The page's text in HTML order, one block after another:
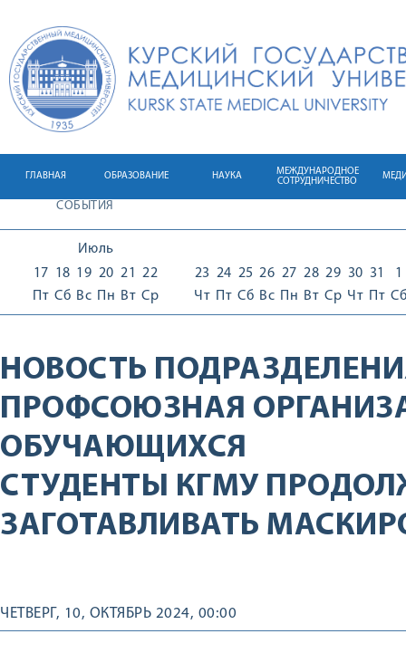
ГЛАВНАЯ ОБРАЗОВАНИЕ НАУКА
МЕЖДУНАРОДНОЕ
СОТРУДНИЧЕСТВО
СОБЫТИЯ
Июль
17
Пт
18
Сб
19
Вс
20
Пн
21
Вт
22
Ср
23
Чт
24
Пт
25
Сб
26
Вс
27
Пн
28
Вт
29
Ср
30
Чт
31
Пт
1
Сб
НОВОСТЬ
ПРОФСОЮЗНАЯ
ОБУЧАЮЩИХСЯ
СТУДЕНТЫ КГМУ
ЗАГОТАВЛИВАТЬ
ЧЕТВЕРГ, 10, ОКТЯБРЬ 2024, 00:00